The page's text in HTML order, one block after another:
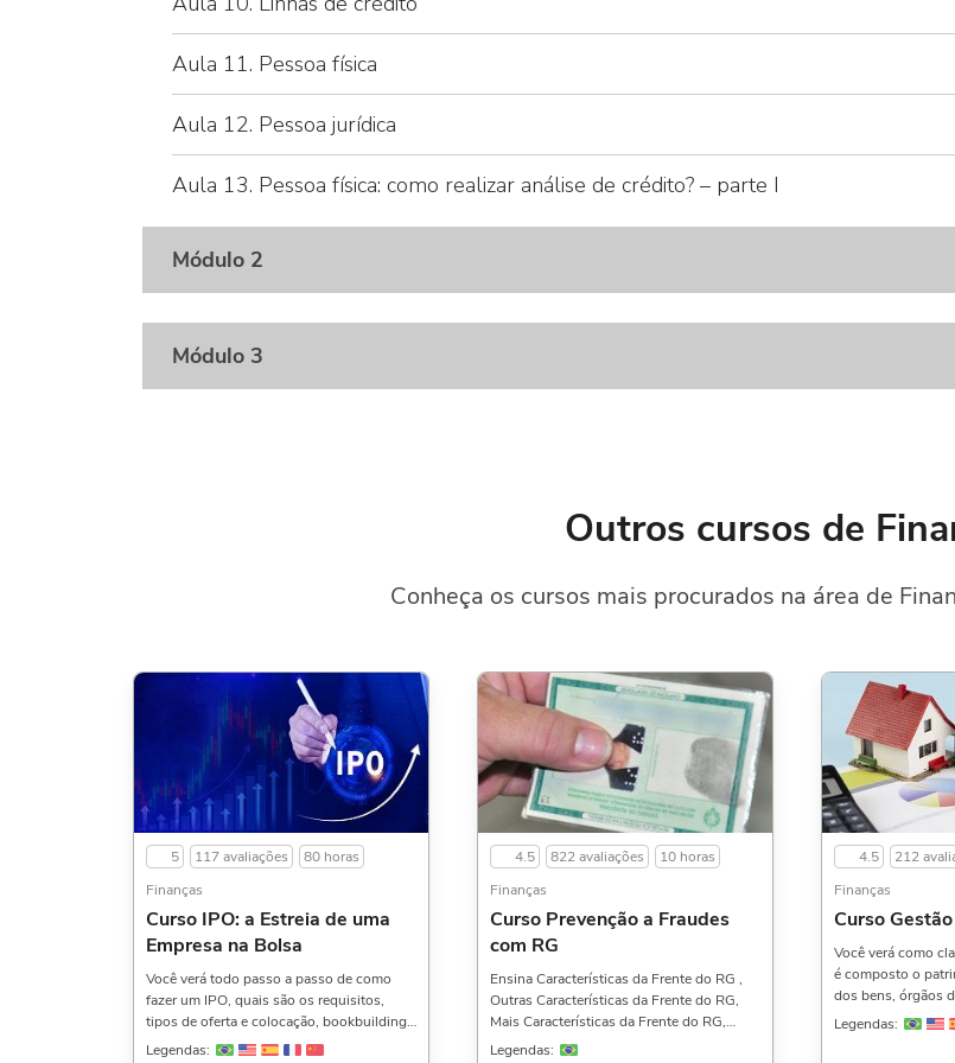
Aula 11. Pessoa física
Aula 12. Pessoa jurídica
Aula 13. Pessoa física: como realizar análise de crédito? – parte I
Módulo 2
Módulo 3
Outros cursos de
Conheça os cursos mais procurados na área de
5 117 avaliações
80 horas
Finanças
Curso IPO: a Estreia de uma
Empresa na Bolsa
Você verá todo passo a passo de como
fazer um IPO, quais são os requisitos,
tipos de oferta e colocação, bookbuilding,
financiamento via capital próprio, via
Legendas:
4.5 822 avaliações
10 horas
Finanças
Curso Prevenção a Fraudes
com RG
Ensina Características da Frente do RG ,
Outras Características da Frente do RG,
Mais Características da Frente do RG,
Características do Verso do RG , Outras
Legendas:
4.5 212
Finanças
Curso
Você verá como
é composto o
dos bens, órgãos
formas de
Legendas: